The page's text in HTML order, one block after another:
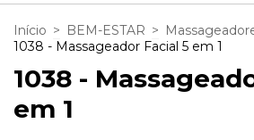
Início > BEM-ESTAR >
1038 - Massageador Facial 5 em 1
1038 -
em 1